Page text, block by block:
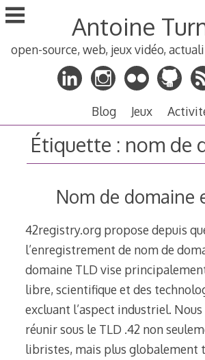
Aller
au
principal
Antoine
open-source, web, jeux vidéo,
Blog Jeux
Étiquette : nom de
Nom de domaine
42registry.org propose depuis
l’enregistrement de nom de
domaine TLD vise
libre, scientifique et des
excluant l’aspect industriel.
réunir sous le TLD .42 non
libristes, mais plus globalement